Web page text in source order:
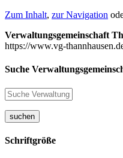
Zum Inhalt, zur Navigation
Verwaltungsgemeinschaft
https://www.vg-
Suche
suchen
Schriftgröße